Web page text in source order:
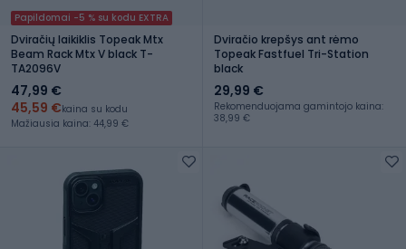
Papildomai -5 % su kodu EXTRA
Dviračių laikiklis Topeak Mtx
Beam Rack Mtx V black T-
TA2096V
47,99 €
45,59 €kaina su kodu
Mažiausia kaina: 44,99 €
Dviračio krepšys ant rėmo
Topeak Fastfuel Tri-Station
black
29,99 €
Rekomenduojama gamintojo kaina:
38,99 €